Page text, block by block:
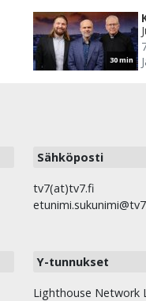
30 min
Sähköposti
tv7(at)tv7.fi
Y-tunnukset
Lighthouse Network